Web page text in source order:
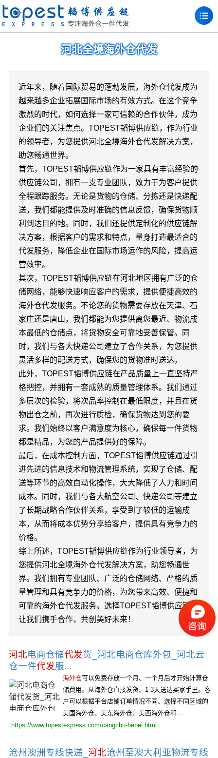
河北全境海外仓代发
近年来，随着国际贸易的蓬勃发展，海外仓代发成为
越来越多企业拓展国际市场的有效方式。在这个竞争
激烈的时代，如何选择一家可信赖的合作伙伴，成为
企业们的关注焦点。TOPEST韬博供应链，作为行业
的领导者，为您提供河北全境海外仓代发解决方案，
助您畅通世界。
首先，TOPEST韬博供应链作为一家具有丰富经验的
供应链公司，拥有一支专业团队，致力于为客户提供
全程跟踪服务。无论是货物的仓储、分拣还是快递配
送，我们都能提供及时准确的信息反馈，确保货物顺
利到达目的地。同时，我们还提供定制化的供应链解
决方案，根据客户的需求和特点，量身打造最适合的
代发服务，降低企业在国际市场运作的风险，提高运
营效率。
其次，TOPEST韬博供应链在河北地区拥有广泛的仓
储网络，能够快速响应客户的需求，提供便捷高效的
海外仓代发服务。不论您的货物需要存放在天津、石
家庄还是唐山，我们都能为您提供离您最近、物流成
本最低的仓储点，将货物安全可靠地妥善保管。同
时，我们与各大快递公司建立了合作关系，为您提供
灵活多样的配送方式，确保您的货物准时送达。
此外，TOPEST韬博供应链在产品质量上一直坚持严
格把控，并拥有一套成熟的质量管理体系。我们通过
多层次的检验，将次品率控制在最低限度，并且在货
物出仓之前，再次进行质检，确保货物达到您的要
求。我们始终以客户满意度为核心，确保每一件货物
都是精品，为您的产品提供好的保障。
最后，在成本控制方面，TOPEST韬博供应链通过引
进先进的信息技术和物流管理系统，实现了仓储、配
送等环节的高效自动化操作，大大降低了人力和时间
成本。同时，我们与各大航空公司、快递公司等建立
了长期战略合作伙伴关系，享受到了较低的运输成
本，从而将成本优势分享给客户，提供具有竞争力的
价格。
综上所述，TOPEST韬博供应链作为行业领导者，为
您提供河北全境海外仓代发解决方案，助您畅通世
界。我们拥有专业团队、广泛的仓储网络、严格的质
量管理和具有竞争力的价格，为您带来高效、便捷和
可靠的海外仓代发服务。选择TOPEST韬博供应链，
让我们携手合作，共创美好未来！
河北电商仓储代发货_河北电商仓库外包_河北云
仓一件代发服...
海外仓可以免费存放一个月、一个月后才开始计算仓
储费用。从海外仓直接发货、1-3天送达买家手里。客
户可以根据平台店铺订单情况不同、选择不同区域的
美国海外仓、美东海外仓、美西海外仓和...
https://www.topestexpress.com/cangchu-hebei.html
沧州澳洲专线快递_ 河北沧州至澳大利亚物流专线